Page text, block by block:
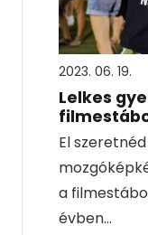
2023. 06. 19.
Lelkes
El
a
évben…